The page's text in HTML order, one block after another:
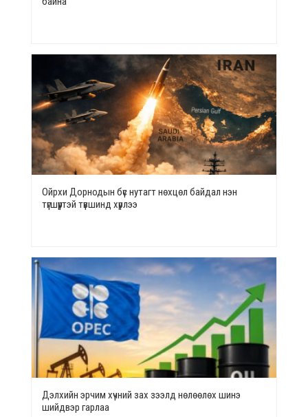
Ойрхи Дорнодын бүс нутагт нөхцөл байдал нэн
түгшүүртэй түвшинд хүрлээ
Дэлхийн эрчим хүчний зах зээлд нөлөөлөх шинэ
шийдвэр гарлаа